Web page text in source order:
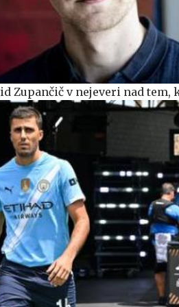
Zupančič v nejeveri nad tem,